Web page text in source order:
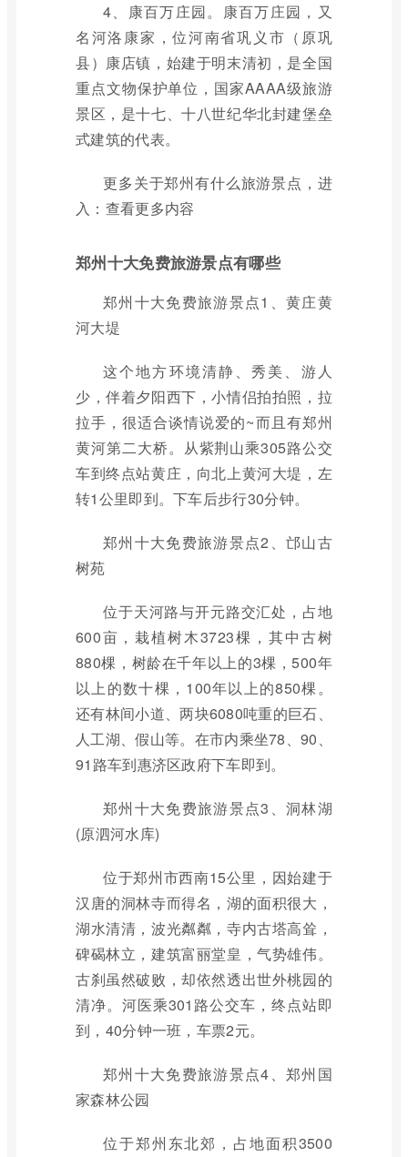
4、康百万庄园。康百万庄园，又
名河洛康家，位河南省巩义市（原巩
县）康店镇，始建于明末清初，是全国
重点文物保护单位，国家AAAA级旅游
景区，是十七、十八世纪华北封建堡垒
式建筑的代表。
更多关于郑州有什么旅游景点，进
入：查看更多内容
郑州十大免费旅游景点有哪些
郑州十大免费旅游景点1、黄庄黄
河大堤
这个地方环境清静、秀美、游人
少，伴着夕阳西下，小情侣拍拍照，拉
拉手，很适合谈情说爱的~而且有郑州
黄河第二大桥。从紫荆山乘305路公交
车到终点站黄庄，向北上黄河大堤，左
转1公里即到。下车后步行30分钟。
郑州十大免费旅游景点2、邙山古
树苑
位于天河路与开元路交汇处，占地
600亩，栽植树木3723棵，其中古树
880棵，树龄在千年以上的3棵，500年
以上的数十棵，100年以上的850棵。
还有林间小道、两块6080吨重的巨石、
人工湖、假山等。在市内乘坐78、90、
91路车到惠济区政府下车即到。
郑州十大免费旅游景点3、洞林湖
(原泗河水库)
位于郑州市西南15公里，因始建于
汉唐的洞林寺而得名，湖的面积很大，
湖水清清，波光粼粼，寺内古塔高耸，
碑碣林立，建筑富丽堂皇，气势雄伟。
古刹虽然破败，却依然透出世外桃园的
清净。河医乘301路公交车，终点站即
到，40分钟一班，车票2元。
郑州十大免费旅游景点4、郑州国
家森林公园
位于郑州东北郊，占地面积3500